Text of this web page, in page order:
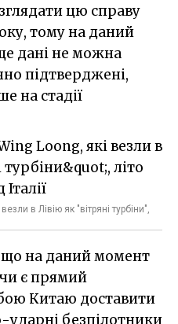
цю справу
тому на даний
дані не можна
підтверджені,
на стадії
в Лівію як "вітряні турбіни",
що на даний момент
є прямий
Китаю доставити
ударні безпілотники